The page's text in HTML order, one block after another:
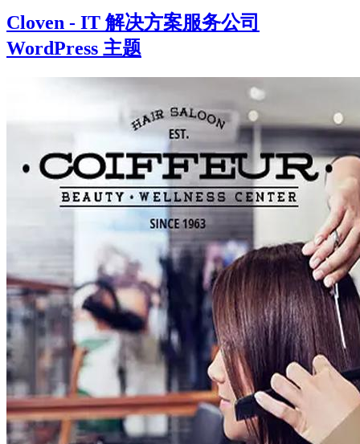
Cloven - IT 解决方案服务公司
WordPress 主题